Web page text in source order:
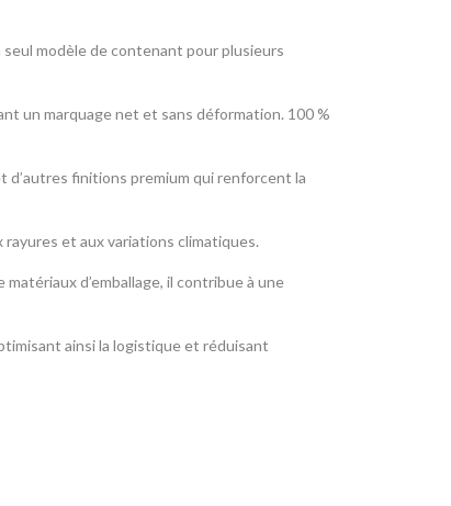
modèle de contenant pour plusieurs
un marquage net et sans déformation. 100 %
d’autres finitions premium qui renforcent la
et aux variations climatiques.
d’emballage, il contribue à une
ainsi la logistique et réduisant